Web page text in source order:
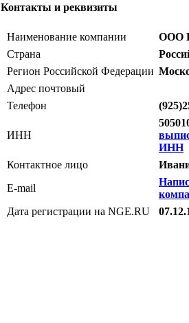
Контакты и реквизиты
Наименование компании
ООО
Страна
Регион Российской Федерации
Адрес почтовый
Телефон
ИНН
ИНН
Контактное лицо
E-mail
Дата регистрации на NGE.RU